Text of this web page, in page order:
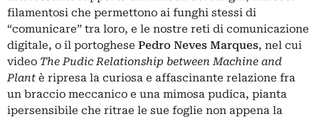
filamentosi che permettono ai funghi stessi di
“comunicare” tra loro, e le nostre reti di comunicazione
digitale, o il portoghese Pedro Neves Marques, nel cui
video The Pudic Relationship between Machine and
Plant è ripresa la curiosa e affascinante relazione fra
un braccio meccanico e una mimosa pudica, pianta
ipersensibile che ritrae le sue foglie non appena la